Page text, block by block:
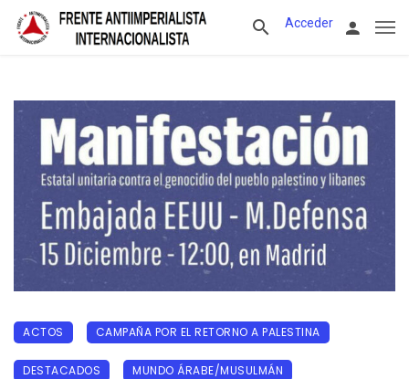
Acceder
ACTOS CAMPAÑA POR EL RETORNO A PALESTINA
DESTACADOS MUNDO ÁRABE/MUSULMÁN